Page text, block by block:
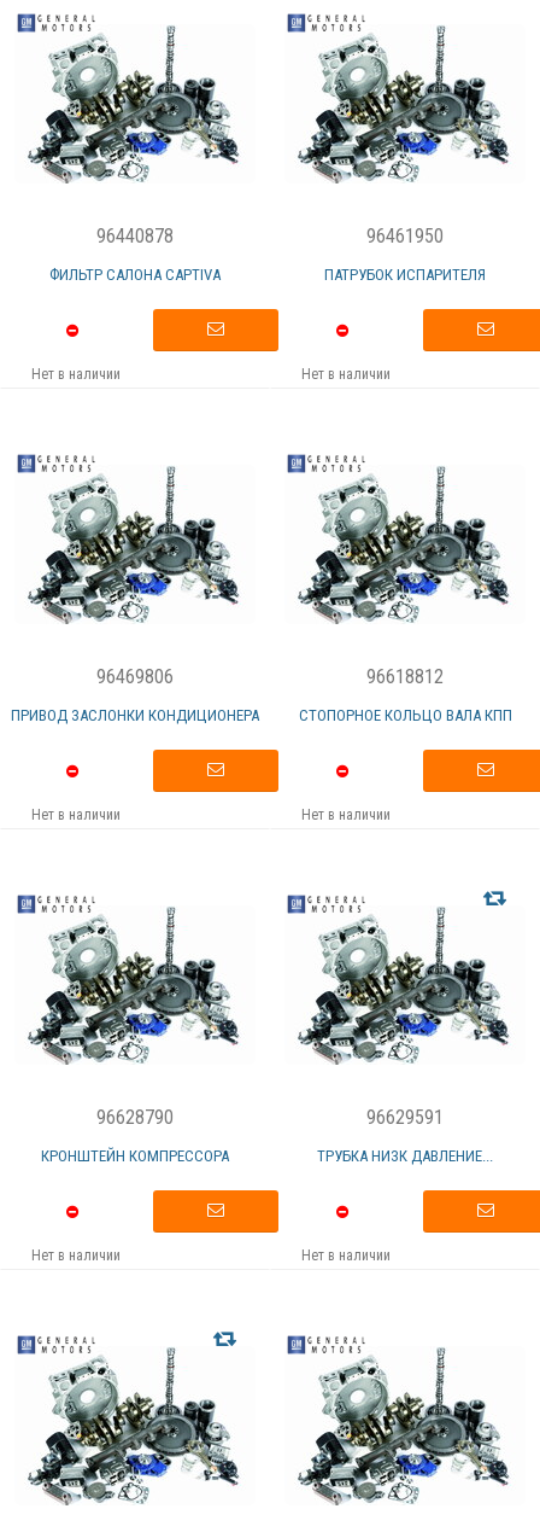
96440878
ФИЛЬТР САЛОНА CAPTIVA
Нет в наличии
96461950
ПАТРУБОК ИСПАРИТЕЛЯ
Нет в наличии
96469806
ПРИВОД ЗАСЛОНКИ КОНДИЦИОНЕРА
Нет в наличии
96618812
СТОПОРНОЕ КОЛЬЦО ВАЛА КПП
Нет в наличии
96628790
КРОНШТЕЙН КОМПРЕССОРА
Нет в наличии
96629591
ТРУБКА НИЗК ДАВЛЕНИЕ...
Нет в наличии